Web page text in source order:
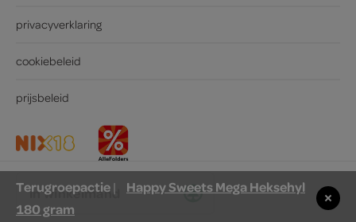
in winkelmand
privacyverklaring
cookiebeleid
prijsbeleid
Terugroepactie|
Happy Sweets Mega Heksehyl
180 gram